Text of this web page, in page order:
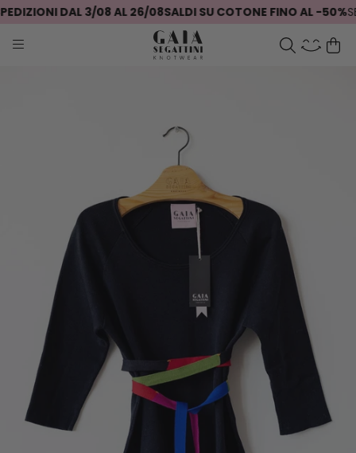
DAL 3/08 AL 26/08SALDI SU COTONE FINO AL -50%SEI